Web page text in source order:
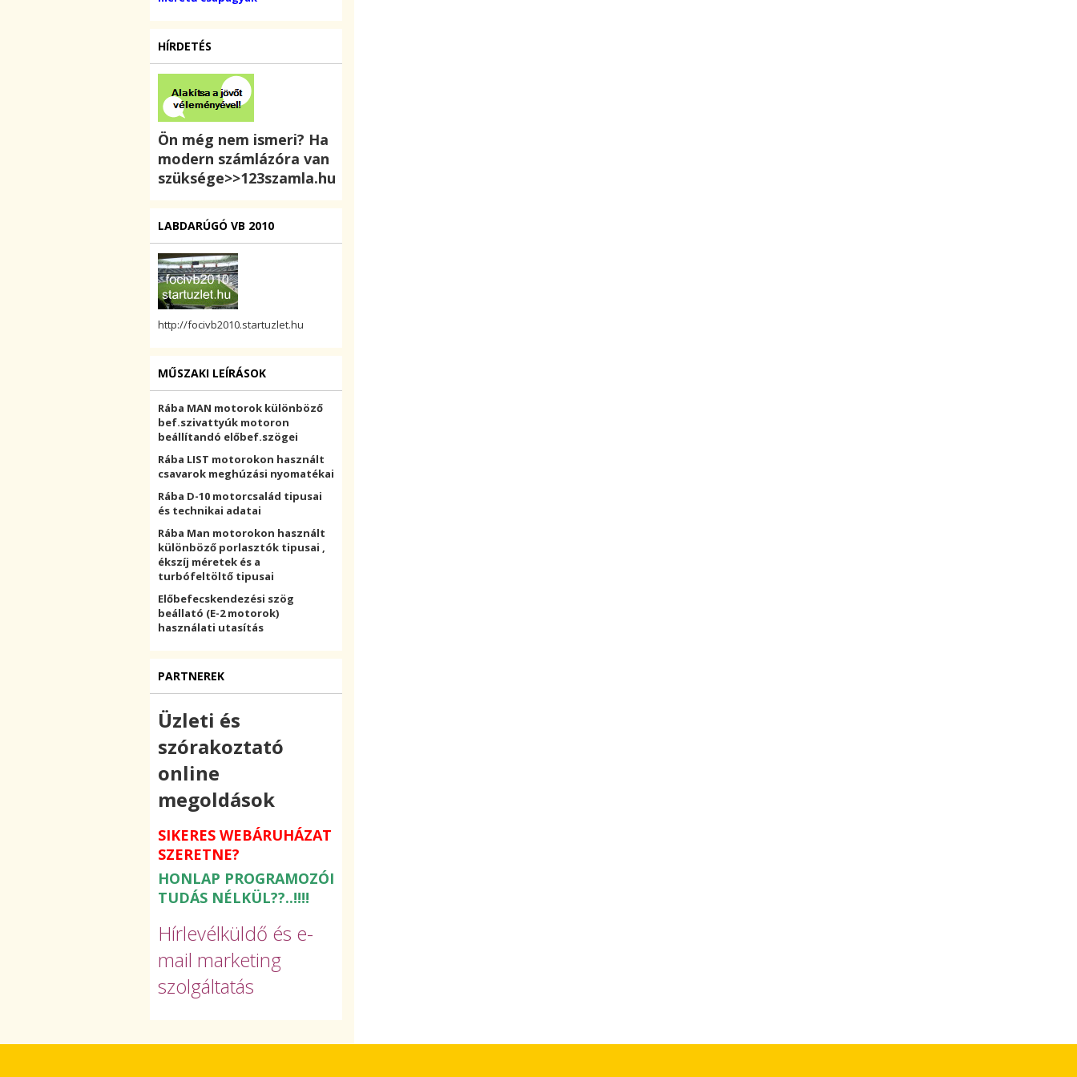
HÍRDETÉS
Ön még nem ismeri? Ha
modern számlázóra van
szüksége>>123szamla.hu
LABDARÚGÓ VB 2010
http://focivb2010.startuzlet.hu
MŰSZAKI LEÍRÁSOK
Rába MAN motorok különböző
bef.szivattyúk motoron
beállítandó előbef.szögei
Rába LIST motorokon használt
csavarok meghúzási nyomatékai
Rába D-10 motorcsalád tipusai
és technikai adatai
Rába Man motorokon használt
különböző porlasztók tipusai ,
ékszíj méretek és a
turbófeltöltő tipusai
Előbefecskendezési szög
beállató (E-2 motorok)
használati utasítás
PARTNEREK
Üzleti és
szórakoztató
online
megoldások
SIKERES WEBÁRUHÁZAT
SZERETNE?
HONLAP PROGRAMOZÓI
TUDÁS NÉLKÜL??..!!!!
Hírlevélküldő és e-
mail marketing
szolgáltatás